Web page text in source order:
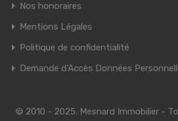
Nos honoraires
Mentions Légales
Politique de confidentialité
Demande d’Accès Données
© 2010 - 2025. Mesnard Immobilier -